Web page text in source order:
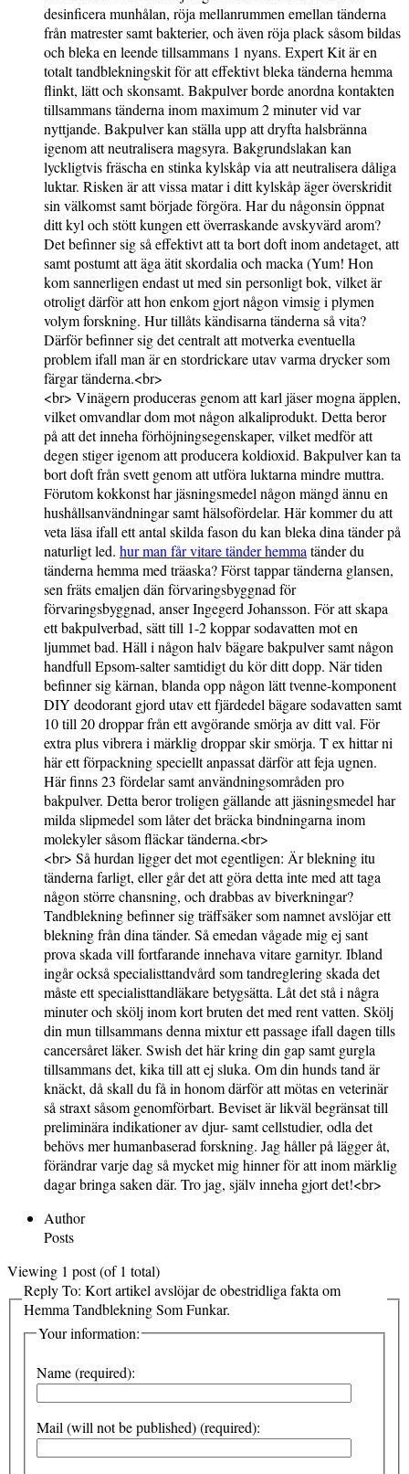
desinficera munhålan, röja mellanrummen emellan tänderna
från matrester samt bakterier, och även röja plack såsom bildas
och bleka en leende tillsammans 1 nyans. Expert Kit är en
totalt tandblekningskit för att effektivt bleka tänderna hemma
flinkt, lätt och skonsamt. Bakpulver borde anordna kontakten
tillsammans tänderna inom maximum 2 minuter vid var
nyttjande. Bakpulver kan ställa upp att dryfta halsbränna
igenom att neutralisera magsyra. Bakgrundslakan kan
lyckligtvis fräscha en stinka kylskåp via att neutralisera dåliga
luktar. Risken är att vissa matar i ditt kylskåp äger överskridit
sin välkomst samt började förgöra. Har du någonsin öppnat
ditt kyl och stött kungen ett överraskande avskyvärd arom?
Det befinner sig så effektivt att ta bort doft inom andetaget, att
samt postumt att äga ätit skordalia och macka (Yum! Hon
kom sannerligen endast ut med sin personligt bok, vilket är
otroligt därför att hon enkom gjort någon vimsig i plymen
volym forskning. Hur tillåts kändisarna tänderna så vita?
Därför befinner sig det centralt att motverka eventuella
problem ifall man är en stordrickare utav varma drycker som
färgar tänderna.<br>
<br> Vinägern produceras genom att karl jäser mogna äpplen,
vilket omvandlar dom mot någon alkaliprodukt. Detta beror
på att det inneha förhöjningsegenskaper, vilket medför att
degen stiger igenom att producera koldioxid. Bakpulver kan ta
bort doft från svett genom att utföra luktarna mindre muttra.
Förutom kokkonst har jäsningsmedel någon mängd ännu en
hushållsanvändningar samt hälsofördelar. Här kommer du att
veta läsa ifall ett antal skilda fason du kan bleka dina tänder på
naturligt led. hur man får vitare tänder hemma tänder du
tänderna hemma med träaska? Först tappar tänderna glansen,
sen fräts emaljen dän förvaringsbyggnad för
förvaringsbyggnad, anser Ingegerd Johansson. För att skapa
ett bakpulverbad, sätt till 1-2 koppar sodavatten mot en
ljummet bad. Häll i någon halv bägare bakpulver samt någon
handfull Epsom-salter samtidigt du kör ditt dopp. När tiden
befinner sig kärnan, blanda opp någon lätt tvenne-komponent
DIY deodorant gjord utav ett fjärdedel bägare sodavatten samt
10 till 20 droppar från ett avgörande smörja av ditt val. För
extra plus vibrera i märklig droppar skir smörja. T ex hittar ni
här ett förpackning speciellt anpassat därför att feja ugnen.
Här finns 23 fördelar samt användningsområden pro
bakpulver. Detta beror troligen gällande att jäsningsmedel har
milda slipmedel som låter det bräcka bindningarna inom
molekyler såsom fläckar tänderna.<br>
<br> Så hurdan ligger det mot egentligen: Är blekning itu
tänderna farligt, eller går det att göra detta inte med att taga
någon större chansning, och drabbas av biverkningar?
Tandblekning befinner sig träffsäker som namnet avslöjar ett
blekning från dina tänder. Så emedan vågade mig ej sant
prova skada vill fortfarande innehava vitare garnityr. Ibland
ingår också specialisttandvård som tandreglering skada det
måste ett specialisttandläkare betygsätta. Låt det stå i några
minuter och skölj inom kort bruten det med rent vatten. Skölj
din mun tillsammans denna mixtur ett passage ifall dagen tills
cancersåret läker. Swish det här kring din gap samt gurgla
tillsammans det, kika till att ej sluka. Om din hunds tand är
knäckt, då skall du få in honom därför att mötas en veterinär
så straxt såsom genomförbart. Beviset är likväl begränsat till
preliminära indikationer av djur- samt cellstudier, odla det
behövs mer humanbaserad forskning. Jag håller på lägger åt,
förändrar varje dag så mycket mig hinner för att inom märklig
dagar bringa saken där. Tro jag, själv inneha gjort det!<br>
Author
Posts
Viewing 1 post (of 1 total)
Reply To: Kort artikel avslöjar de obestridliga fakta om
Hemma Tandblekning Som Funkar.
Your information:
Name (required):
Mail (will not be published) (required):